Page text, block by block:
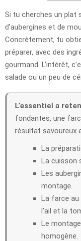
Si tu cherches un plat
d’aubergines et de
Concrètement, tu
préparer, avec des
gourmand. L’intérêt,
salade ou un peu de
L’essentiel a
fondantes, une
résultat savoureux
La
La cuisson
Les
montage.
La farce au
l’ail et la
Le
homogène.